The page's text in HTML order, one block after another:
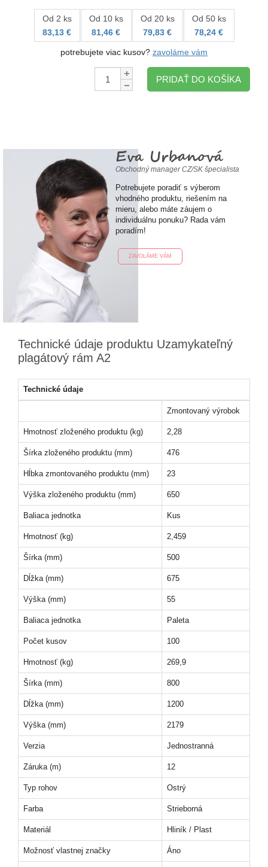
Od 2 ks
83,13 €
Od 10 ks
81,46 €
Od 20 ks
79,83 €
Od 50 ks
78,24 €
potrebujete viac kusov? zavoláme vám
Množstvo:
PRIDAŤ DO KOŠÍKA
Eva Urbanová
Obchodný manager CZ/SK špecialista
Potrebujete poradiť s výberom
vhodného produktu, riešením na
mieru, alebo máte záujem o
individuálnu ponuku? Rada vám
poradím!
ZAVOLÁME VÁM
Technické údaje produktu Uzamykateľný
plagátový rám A2
Technické údaje
Zmontovaný výrobok
Hmotnosť zloženého produktu (kg) 2,28
Šírka zloženého produktu (mm) 476
Hĺbka zmontovaného produktu (mm) 23
Výška zloženého produktu (mm) 650
Baliaca jednotka Kus
Hmotnosť (kg) 2,459
Šírka (mm) 500
Dĺžka (mm) 675
Výška (mm) 55
Baliaca jednotka Paleta
Počet kusov 100
Hmotnosť (kg) 269,9
Šírka (mm) 800
Dĺžka (mm) 1200
Výška (mm) 2179
Verzia Jednostranná
Záruka (m) 12
Typ rohov Ostrý
Farba Strieborná
Materiál Hliník / Plast
Možnosť vlastnej značky Áno